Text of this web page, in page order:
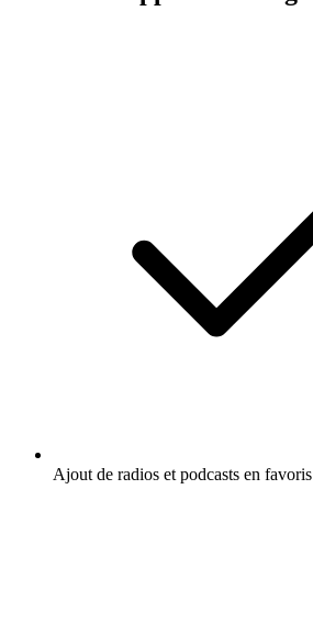
Ajout de radios et podcasts en favoris